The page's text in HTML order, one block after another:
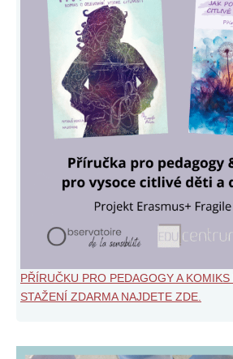
PŘÍRUČKU PRO PEDAGOGY A
STAŽENÍ ZDARMA NAJDETE ZDE.